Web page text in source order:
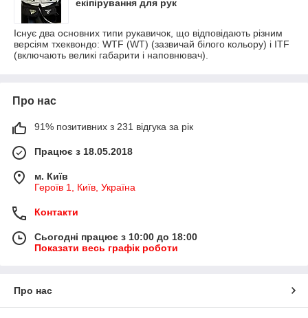
екіпірування для рук
Існує два основних типи рукавичок, що відповідають різним
версіям тхеквондо: WTF (WT) (зазвичай білого кольору) і ITF
(включають великі габарити і наповнювач).
Про нас
91% позитивних з 231 відгука за рік
Працює з 18.05.2018
м. Київ
Героїв 1, Київ, Україна
Контакти
Сьогодні працює з 10:00 до 18:00
Показати весь графік роботи
Про нас